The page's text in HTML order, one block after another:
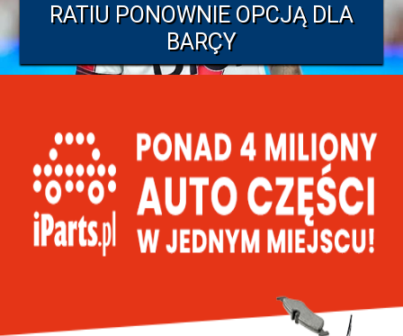
RATIU PONOWNIE OPCJĄ DLA
BARÇY